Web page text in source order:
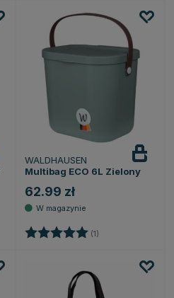
WALDHAUSEN
Multibag ECO 6L Zielony
62.99 zł
Ocena: (1)